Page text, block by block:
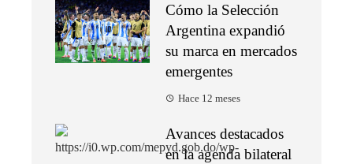
Cómo la Selección
Argentina expandió
su marca en mercados
emergentes
Hace 12 meses
Avances destacados
en la agenda bilateral